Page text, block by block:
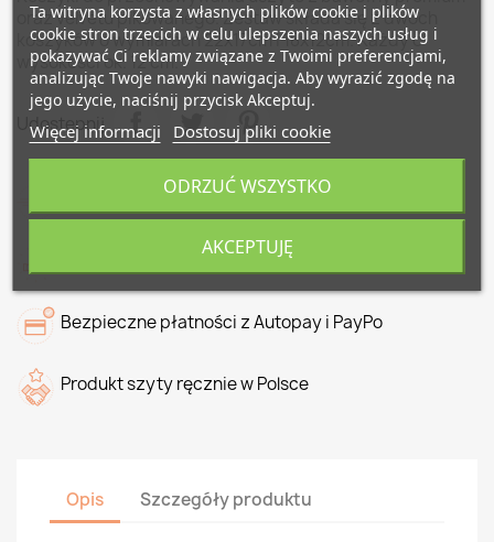
oraz velvetu pikowanego. Zestaw składa się z dwóch
koszyków o wymiarach 22x17cm i 18x12cm. Każdy o
wysokości ok. 12 cm.
Udostępnij
Darmowa dostawa od 500 zł
Bezpieczne płatności z Autopay i PayPo
Produkt szyty ręcznie w Polsce
Opis Szczegóły produktu
Ta witryna korzysta z własnych plików cookie i plików
cookie stron trzecich w celu ulepszenia naszych usług i
pokazywać Ci reklamy związane z Twoimi preferencjami,
analizując Twoje nawyki nawigacja. Aby wyrazić zgodę na
jego użycie, naciśnij przycisk Akceptuj.
Więcej informacji Dostosuj pliki cookie
ODRZUĆ WSZYSTKO
AKCEPTUJĘ